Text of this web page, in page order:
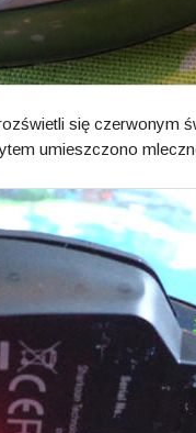
się czerwonym
umieszczono